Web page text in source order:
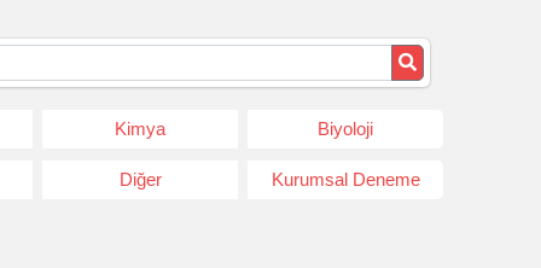
Kimya Biyoloji
Diğer Kurumsal Deneme